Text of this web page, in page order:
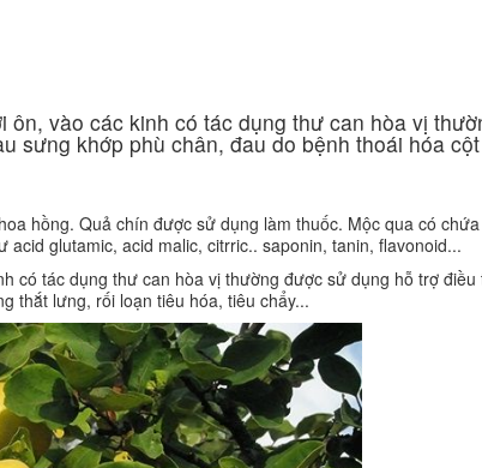
vào các kinh có tác dụng thư can hòa vị
sưng khớp phù chân, đau do bệnh thoái hóa
hồng. Quả chín được sử dụng làm thuốc. Mộc qua có
glutamic, acid malic, citrric.. saponin, tanin, flavonoid...
có tác dụng thư can hòa vị thường được sử dụng hỗ trợ điều
thắt lưng, rối loạn tiêu hóa, tiêu chẩy...